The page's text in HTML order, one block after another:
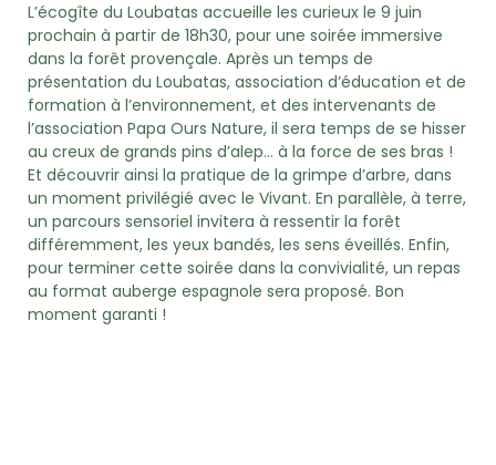
L’écogîte du Loubatas accueille les curieux le 9 juin
prochain à partir de 18h30, pour une soirée immersive
dans la forêt provençale. Après un temps de
présentation du Loubatas, association d’éducation et de
formation à l’environnement, et des intervenants de
l’association Papa Ours Nature, il sera temps de se hisser
au creux de grands pins d’alep… à la force de ses bras !
Et découvrir ainsi la pratique de la grimpe d’arbre, dans
un moment privilégié avec le Vivant. En parallèle, à terre,
un parcours sensoriel invitera à ressentir la forêt
différemment, les yeux bandés, les sens éveillés. Enfin,
pour terminer cette soirée dans la convivialité, un repas
au format auberge espagnole sera proposé. Bon
moment garanti !